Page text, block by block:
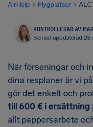
AirHelp Flygplatser ALC
KONTROLLERAD AV
Senast uppdaterad 28
När förseningar och
dina resplaner är vi
gör det enkelt och
till 600 € i ersättning
allt pappersarbete